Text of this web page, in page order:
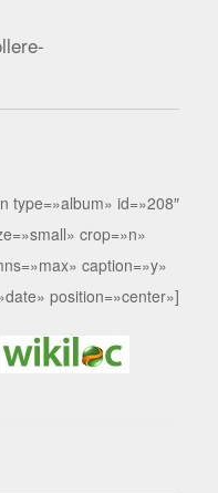
type=»album» id=»208″
crop=»n»
caption=»y»
position=»center»]